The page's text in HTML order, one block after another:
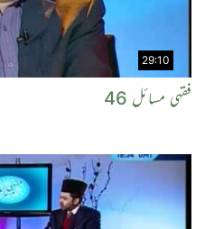
29:10
فقہی مسائل 46